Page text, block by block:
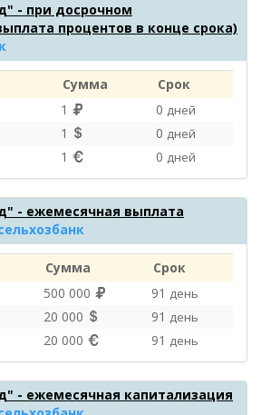
- при досрочном
процентов в конце срока)
Сумма
Срок
1 0 дней
1 0 дней
1 0 дней
- ежемесячная выплата
Сумма
Срок
500 000 91 день
20 000 91 день
20 000 91 день
- ежемесячная капитализация